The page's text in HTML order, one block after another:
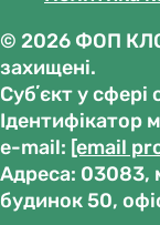
© 2026 ФОП
захищені.
Субʼєкт у
Ідентифікатор
е-mail: [email
Адреса: 03083,
будинок 50,